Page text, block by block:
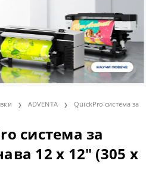
ADVENTA
QuickPro система за
система за
12 x 12" (305 х